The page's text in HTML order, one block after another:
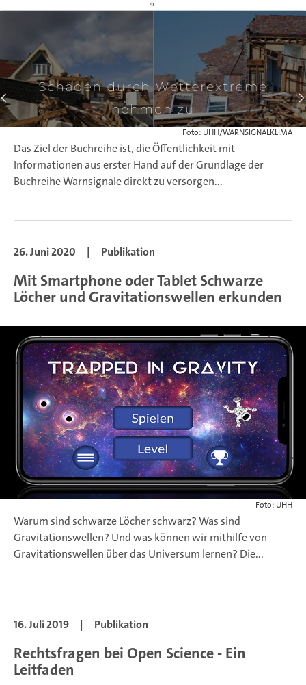
Foto: UHH/WARNSIGNALKLIMA
Das Ziel der Buchreihe ist, die Öffentlichkeit mit
Informationen aus erster Hand auf der Grundlage der
Buchreihe Warnsignale direkt zu versorgen...
26. Juni 2020 | Publikation
Mit Smartphone oder Tablet Schwarze
Löcher und Gravitationswellen erkunden
Foto: UHH
Warum sind schwarze Löcher schwarz? Was sind
Gravitationswellen? Und was können wir mithilfe von
Gravitationswellen über das Universum lernen? Die...
16. Juli 2019 | Publikation
Rechtsfragen bei Open Science - Ein
Leitfaden